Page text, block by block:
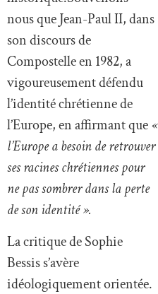
nous que Jean-Paul II, dans
son discours de
Compostelle en 1982, a
vigoureusement défendu
l’identité chrétienne de
l’Europe, en affirmant que«
l’Europe a besoin de retrouver
ses racines chrétiennes pour
ne pas sombrer dans la perte
de son identité ».
La critique de Sophie
Bessis s’avère
idéologiquement orientée.